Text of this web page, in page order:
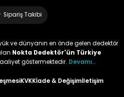
Sipariş Takibi
ve dünyanın en önde gelen dedektör
Nokta Dedektör'ün Türkiye
göstermektedir. Devamı..
KVKKİade & Değişimİletişim